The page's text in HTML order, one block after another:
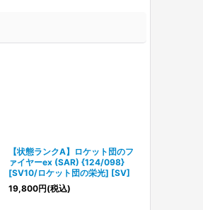
【状態ランクA】ロケット団のフ
ァイヤーex (SAR) {124/098}
[SV10/ロケット団の栄光] [SV]
19,800円(税込)